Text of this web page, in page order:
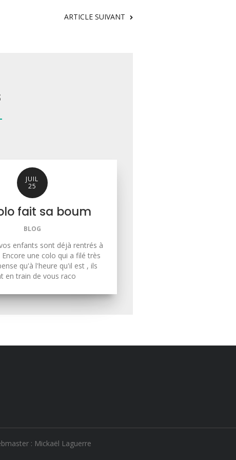
ARTICLE SUIVANT
JUIL
25
fait sa boum
BLOG
enfants sont déjà rentrés à
une colo qui a filé très
qu'à l'heure qu'il est , ils
en train de vous raco
: Mickaël Laguerre